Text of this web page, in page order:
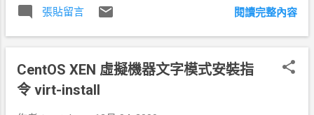
定位為用來寫系統的語言，所以..?????? 我已經不
http://quadra.googlecode.com/files/quadra-
1.2.0.exe 遊戲介紹: 這是一套基於傳統俄羅斯方塊的
路對戰的功能，玩家可以透過LAN(區域網路) 自己
在區網內對戰，也可以透過TCP/IP到全世界找玩家
張貼留言 閱讀完整內容
CentOS XEN 虛擬機器文字模式安裝指
令 virt-install